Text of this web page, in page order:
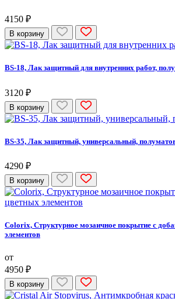
4150 ₽
В корзину
BS-18, Лак защитный для внутренних работ,
3120 ₽
В корзину
BS-35, Лак защитный, универсальный,
4290 ₽
В корзину
Colorix, Структурное мозаичное покрытие с
элементов
от
4950 ₽
В корзину